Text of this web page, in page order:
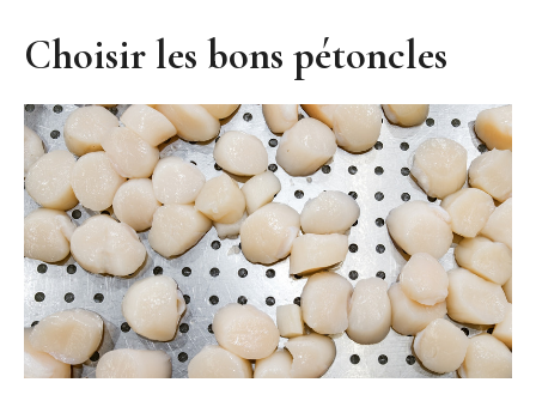
Choisir les bons pétoncles